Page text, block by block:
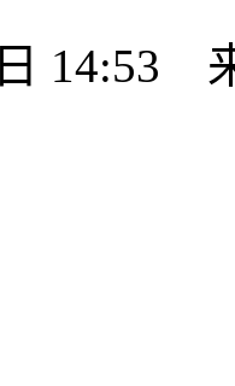
14:53